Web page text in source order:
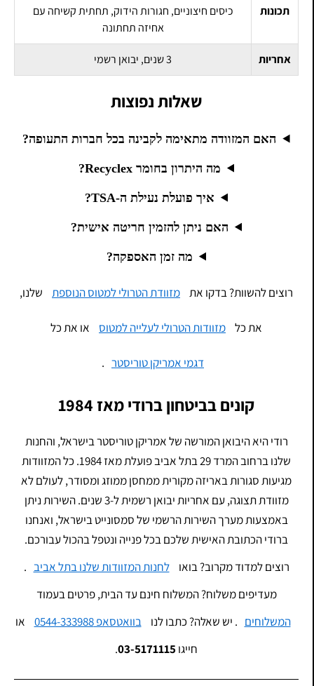
תכונות
כיסים חיצוניים, חגורות הידוק, תחתית קשיחה עם
אחיזה תחתונה
אחריות 3 שנים, יבואן רשמי
שאלות נפוצות
האם המזוודה מתאימה לקבינה בכל חברות התעופה?
מה היתרון בחומר Recyclex?
איך פועלת נעילת ה-TSA?
האם ניתן להזמין חריטה אישית?
מה זמן האספקה?
רוצים להשוות? בדקו את מזוודת הטרולי למטוס הנוספת שלנו,
את כל מזוודות הטרולי לעלייה למטוס או את כל
דגמי אמריקן טוריסטר
קונים בביטחון ברודי מאז 1984
רודי היא היבואן המורשה של אמריקן טוריסטר בישראל, והחנות
שלנו ברחוב המרד 29 בתל אביב פועלת מאז 1984. כל המזוודות
מגיעות סגורות באריזה מקורית ממחסן ממוזג ומסודר, לעולם לא
מזוודת תצוגה, עם אחריות יבואן רשמית ל-3 שנים. השירות ניתן
באמצעות מערך השירות הרשמי של סמסונייט בישראל, ואנחנו
ברודי הכתובת האישית שלכם בכל פנייה ונטפל בהכול עבורכם.
רוצים למדוד מקרוב? בואו
לחנות המזוודות שלנו בתל אביב
מעדיפים משלוח? המשלוח חינם עד הבית, פרטים בעמוד
המשלוחים
. יש שאלה? כתבו לנו בוואטסאפ 0544-333988
או
חייגו03-5171115
.